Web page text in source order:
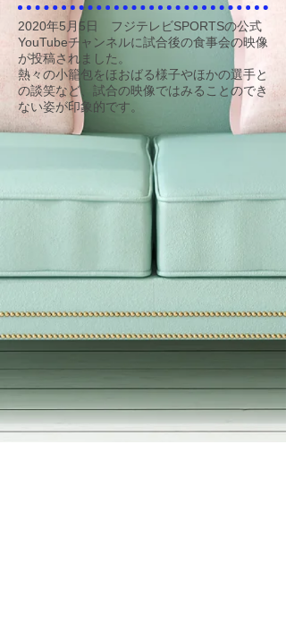
2020年5月5日 フジテレビSPORTSの公式
YouTubeチャンネルに試合後の食事会の映像
が投稿されました。
熱々の小籠包をほおばる様子やほかの選手と
の談笑など、試合の映像ではみることのでき
ない姿が印象的です。